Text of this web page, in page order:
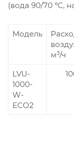
(вода 90/70 ºС,
Модель
м3/ч
LVU-
1000-
W-
ECO2